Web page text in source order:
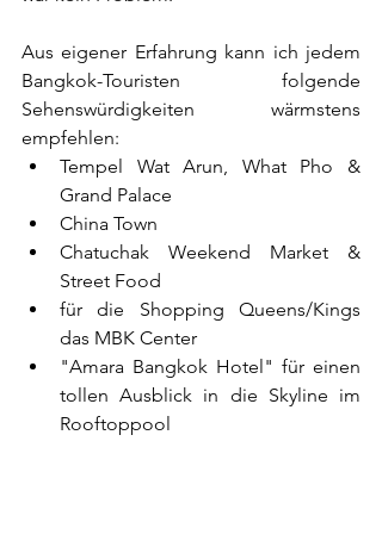
Aus eigener Erfahrung kann ich jedem
Bangkok-Touristen folgende
Sehenswürdigkeiten wärmstens
empfehlen:
Tempel Wat Arun, What Pho &
Grand Palace
China Town
Chatuchak Weekend Market &
Street Food
für die Shopping Queens/Kings
das MBK Center
"Amara Bangkok Hotel" für einen
tollen Ausblick in die Skyline im
Rooftoppool